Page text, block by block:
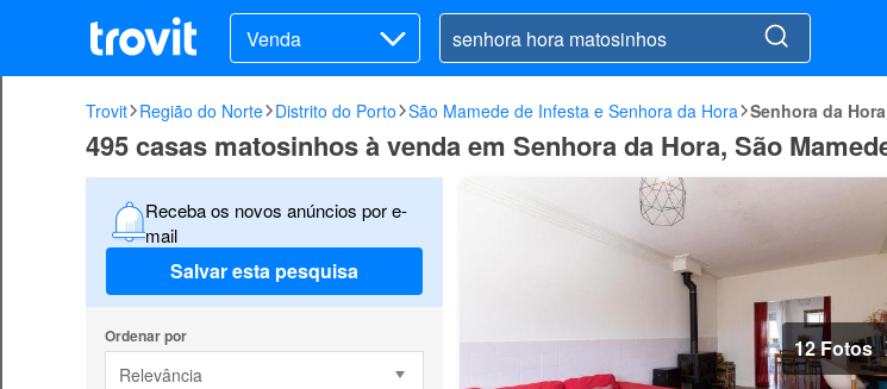
Venda
Trovit Região do Norte Distrito do Porto São Mamede de Infesta e Senhora da Hora Senhora da Hora
495 casas matosinhos à venda em Senhora da Hora, São
Receba os novos anúncios por e-
mail
Salvar esta pesquisa
Ordenar por
Relevância
12 Fotos